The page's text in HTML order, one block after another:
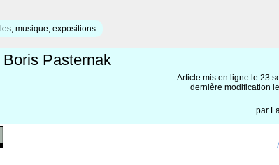
musique, expositions
Pasternak
Article mis en ligne le 23
dernière modification
par